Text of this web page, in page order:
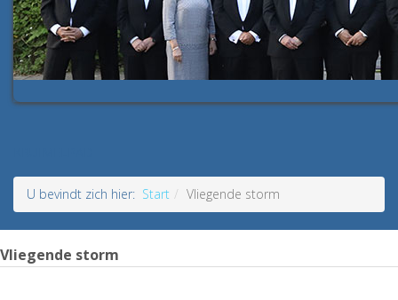
U bevindt zich hier: Start Vliegende storm
Vliegende storm